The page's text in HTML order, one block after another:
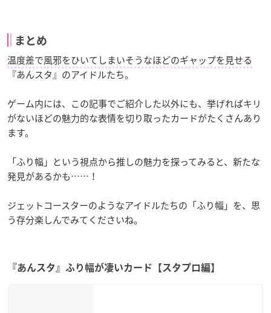
まとめ
温度差で風邪をひいてしまいそうなほどのギャップを見せる
『あんスタ』のアイドルたち。
ゲーム内には、この記事でご紹介した以外にも、挙げればキリ
がないほどの魅力的な表情を切り取ったカードがたくさんあり
ます。
「ふり幅」という視点から推しの魅力を探ってみると、新たな
発見があるかも……！
ジェットコースターのようなアイドルたちの「ふり幅」を、思
う存分楽しんでみてくださいね。
『あんスタ』ふり幅が凄いカード【スタプロ編】